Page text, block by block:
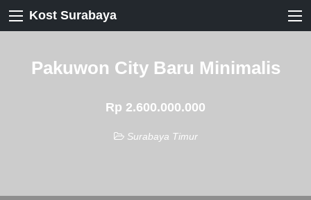
Kost Surabaya
Pakuwon City Baru Minimalis
Rp 2.600.000.000
Surabaya Timur